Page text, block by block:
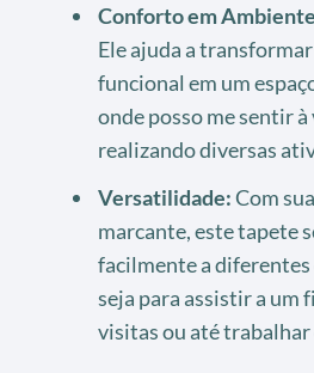
Conforto em
Ele ajuda a
funcional em um
onde posso me sentir
realizando diversas
Versatilidade:Com
marcante, este tapete
facilmente a
seja para assistir a um
visitas ou até trabalhar